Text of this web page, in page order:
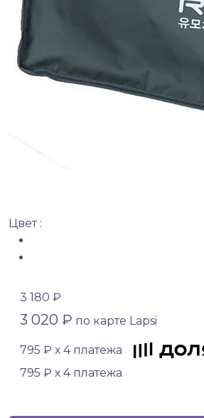
Цвет :
3 180 ₽
3 020 ₽ по карте Lapsi
795 ₽ х 4 платежа
795 ₽ х 4 платежа